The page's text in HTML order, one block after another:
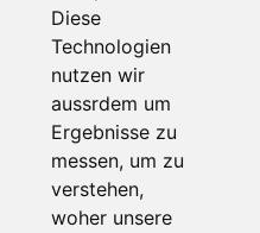
Diese
Technologien
nutzen wir
aussrdem um
Ergebnisse zu
messen, um zu
verstehen,
woher unsere